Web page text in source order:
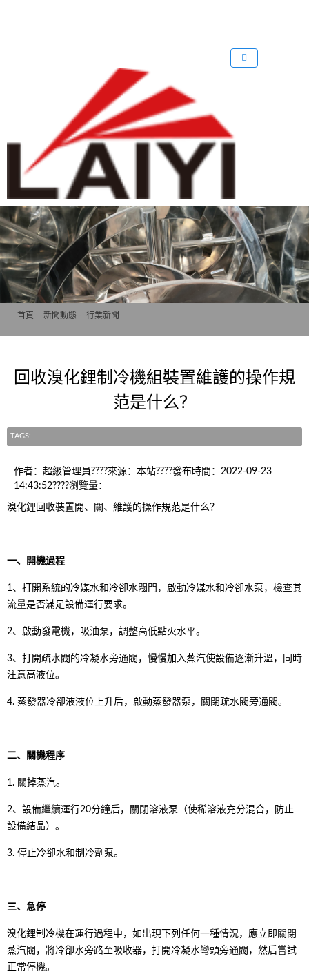
首頁 新聞動態 行業新聞
回收溴化鋰制冷機組裝置維護的操作規
范是什么？
TAGS:
作者：超級管理員????來源：本站????發布時間：2022-09-23
14:43:52????瀏覽量：
溴化鋰回收裝置開、關、維護的操作規范是什么？
一、開機過程
1、打開系統的冷媒水和冷卻水閥門，啟動冷媒水和冷卻水泵，檢查其
流量是否滿足設備運行要求。
2、啟動發電機，吸油泵，調整高低點火水平。
3、打開疏水閥的冷凝水旁通閥，慢慢加入蒸汽使設備逐漸升溫，同時
注意高液位。
4. 蒸發器冷卻液液位上升后，啟動蒸發器泵，關閉疏水閥旁通閥。
二、關機程序
1. 關掉蒸汽。
2、設備繼續運行20分鐘后，關閉溶液泵（使稀溶液充分混合，防止
設備結晶）。
3. 停止冷卻水和制冷劑泵。
三、急停
溴化鋰制冷機在運行過程中，如出現下列任何一種情況，應立即關閉
蒸汽閥，將冷卻水旁路至吸收器，打開冷凝水彎頭旁通閥，然后嘗試
正常停機。